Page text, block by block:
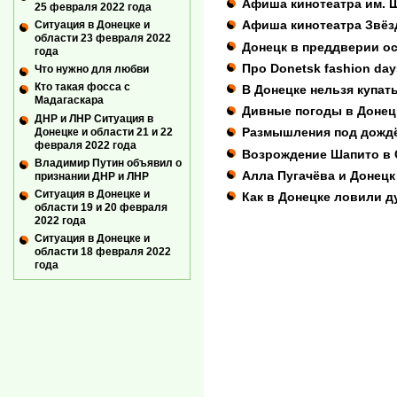
Афиша кинотеатра им.
Афиша кинотеатра
Донецк в преддверии
Про Donetsk fashion
В Донецке нельзя
Дивные погоды в
Размышления под
Возрождение Шапито в
Алла Пугачёва и Донецк
Как в Донецке ловили
25 февраля 2022 года
Ситуация в Донецке и
области 23 февраля 2022
года
Что нужно для любви
Кто такая фосса с
Мадагаскара
ДНР и ЛНР Ситуация в
Донецке и области 21 и 22
февраля 2022 года
Владимир Путин объявил о
признании ДНР и ЛНР
Ситуация в Донецке и
области 19 и 20 февраля
2022 года
Ситуация в Донецке и
области 18 февраля 2022
года